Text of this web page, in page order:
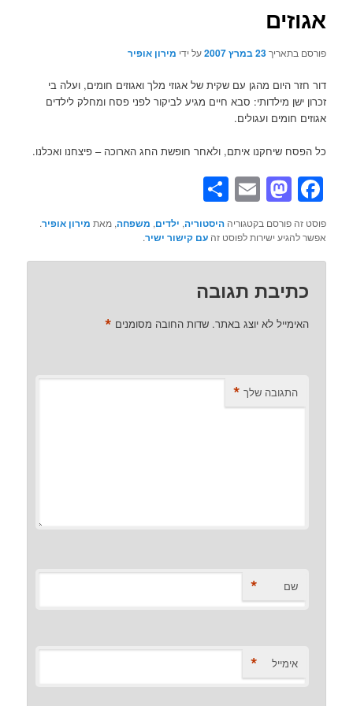
אגוזים
פורסם בתאריך23 במרץ 2007 על ידי מירון אופיר
דור חזר היום מהגן עם שקית של אגוזי מלך ואגוזים חומים, ועלה בי
זכרון ישן מילדותי: סבא חיים מגיע לביקור לפני פסח ומחלק לילדים
אגוזים חומים ועגולים.
כל הפסח שיחקנו איתם, ולאחר חופשת החג הארוכה – פיצחנו ואכלנו.
Facebook
Mastodon
Email
פוסט זה פורסם בקטגוריההיסטוריה, ילדים, משפחה, מאת מירון אופיר.
אפשר להגיע ישירות לפוסט זהעם קישור ישיר.
כתיבת תגובה
האימייל לא יוצג באתר. שדות החובה מסומנים *
התגובה שלך *
שם *
אימייל *